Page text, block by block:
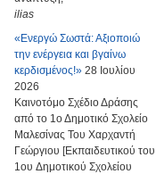
ilias
«Ενεργώ Σωστά: Αξιοποιώ
την ενέργεια και βγαίνω
κερδισμένος!» 28 Ιουλίου
2026
Καινοτόμο Σχέδιο Δράσης
από το 1ο Δημοτικό Σχολείο
Μαλεσίνας Του Χαρχαντή
Γεώργιου [Εκπαιδευτικού του
1ου Δημοτικού Σχολείου